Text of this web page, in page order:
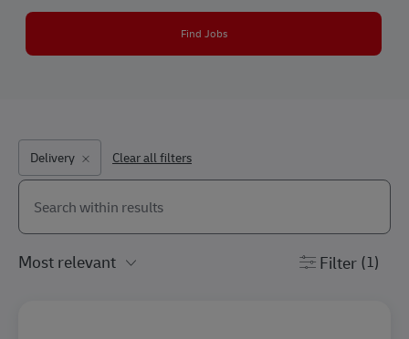
Find Jobs
Delivery Clear all filters
the results are updated
Search from below list
Filter (1)